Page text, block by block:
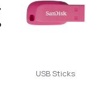
USB Sticks